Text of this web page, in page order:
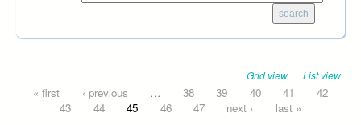
Grid view List view
Pages
« first ‹ previous … 38 39 40 41
42
43
44 45 46 47 next ›
last »